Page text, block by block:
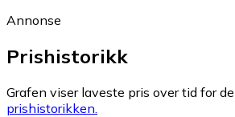
Annonse
Prishistorikk
Grafen viser laveste pris over tid for
prishistorikken.